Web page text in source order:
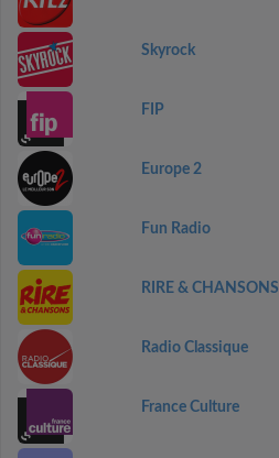
Skyrock
FIP
Europe 2
Fun Radio
RIRE & CHANSONS
Radio Classique
France Culture